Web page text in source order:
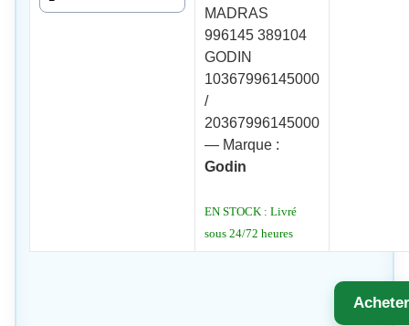
MADRAS
996145 389104
GODIN
10367996145000
/
20367996145000
— Marque :
Godin
EN STOCK : Livré
sous 24/72 heures